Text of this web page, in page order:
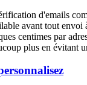
d'emails
avant tout envoi
centimes par
plus en évitant